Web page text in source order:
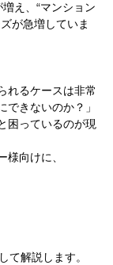
え、“マンション
が急増していま
れるケースは非常
きないのか？」
困っているのが現
向けに、
て解説します。